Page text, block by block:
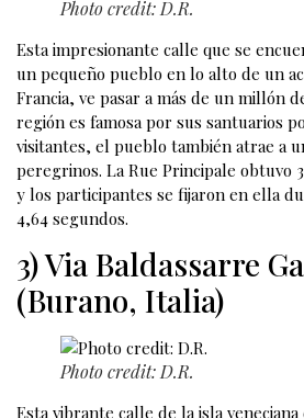
Photo credit: D.R.
Esta impresionante calle que se
un pequeño pueblo en lo alto de un
Francia, ve pasar a más de un millón
región es famosa por sus santuarios
visitantes, el pueblo también atrae a
peregrinos. La Rue Principale obtuvo
y los participantes se fijaron en ella
4,64 segundos.
3) Via Baldassarre
(Burano, Italia)
Photo credit: D.R.
Esta vibrante calle de la isla